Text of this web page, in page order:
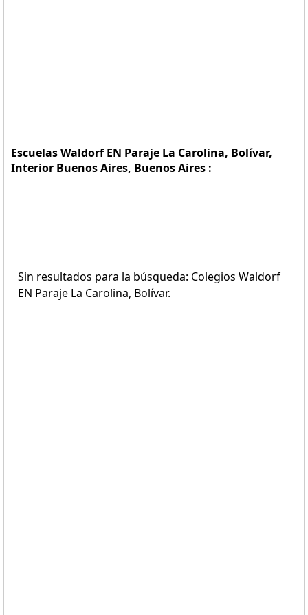
Escuelas Waldorf EN Paraje La Carolina, Bolívar,
Interior Buenos Aires, Buenos Aires :
Sin resultados para la búsqueda: Colegios Waldorf
EN Paraje La Carolina, Bolívar.